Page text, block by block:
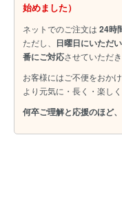
始めました）
ネットでのご注文は 24時
ただし、
日曜日にいただ
番にご対応させていただき
お客様にはご不便をおか
より元気に・長く・楽し
何卒ご理解と応援のほど